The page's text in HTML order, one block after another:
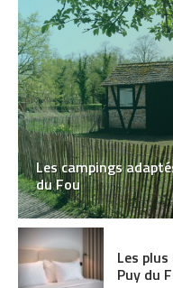
Les campings
du Fou
Les
Puy du